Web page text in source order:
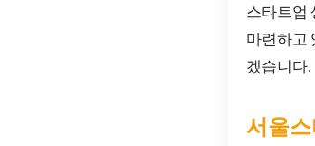
스타트업
마련하고
겠습니다.
서울